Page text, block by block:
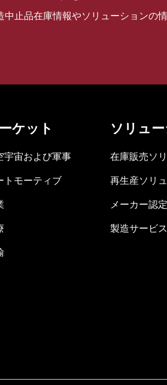
止品在庫情報やソリューションの
ケット
宇宙および軍事
トモーティブ
ソリュ
在庫販売ソ
再生産ソリ
メーカー認
製造サービス